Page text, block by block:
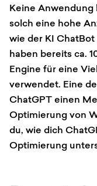
Keine Anwendung
solch eine hohe
wie der KI ChatBot
haben bereits ca.
Engine für eine
verwendet. Eine
ChatGPT einen
Optimierung von
du, wie dich
Optimierung